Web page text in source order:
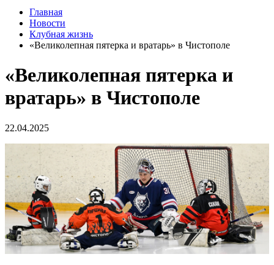
Главная
Новости
Клубная жизнь
«Великолепная пятерка и вратарь» в Чистополе
«Великолепная пятерка и
вратарь» в Чистополе
22.04.2025